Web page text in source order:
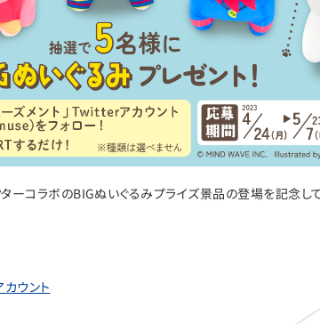
ターコラボのBIGぬいぐるみプライズ景品の登場を記念し
ウント